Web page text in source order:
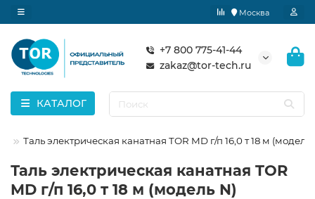
Москва
+7 800 775-41-44
zakaz@tor-tech.ru
КАТАЛОГ
Таль электрическая канатная TOR MD г/п 16,0 т 18 м (модель
Таль электрическая канатная TOR
MD г/п 16,0 т 18 м (модель N)